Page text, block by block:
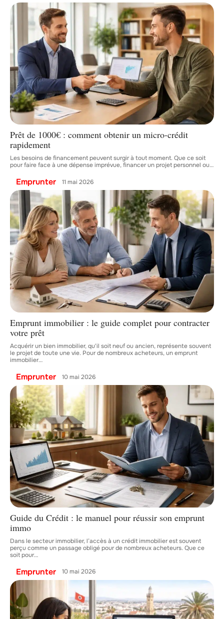
Prêt de 1000€ : comment obtenir un micro-crédit
rapidement
Les besoins de financement peuvent surgir à tout moment. Que ce soit
pour faire face à une dépense imprévue, financer un projet personnel ou…
Emprunter 11 mai 2026
Emprunt immobilier : le guide complet pour contracter
votre prêt
Acquérir un bien immobilier, qu'il soit neuf ou ancien, représente souvent
le projet de toute une vie. Pour de nombreux acheteurs, un emprunt
immobilier…
Emprunter 10 mai 2026
Guide du Crédit : le manuel pour réussir son emprunt
immo
Dans le secteur immobilier, l’accès à un crédit immobilier est souvent
perçu comme un passage obligé pour de nombreux acheteurs. Que ce
soit pour…
Emprunter 10 mai 2026